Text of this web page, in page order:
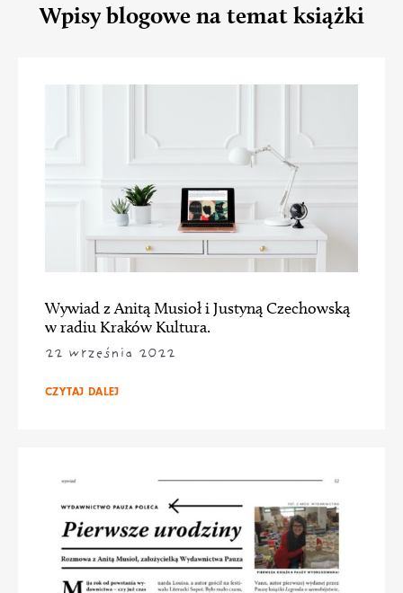
Wpisy blogowe na temat książki
Wywiad z Anitą Musioł i Justyną Czechowską
w radiu Kraków Kultura.
22 września 2022
CZYTAJ DALEJ